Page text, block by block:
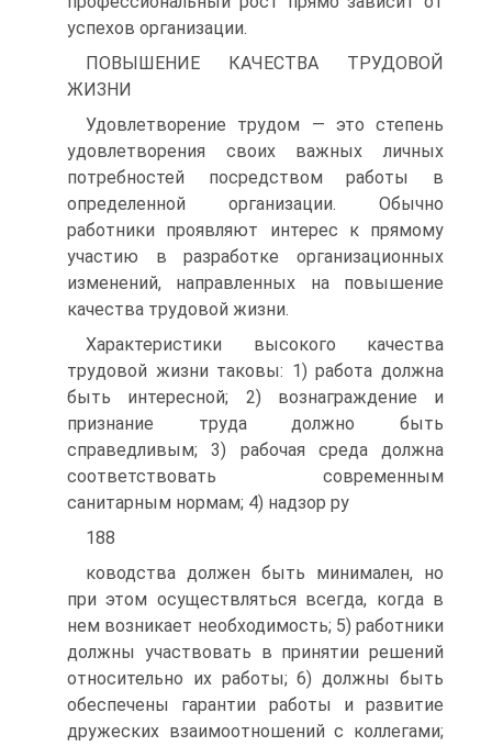
успехов организации.
ПОВЫШЕНИЕ КАЧЕСТВА ТРУДОВОЙ
ЖИЗНИ
Удовлетворение трудом — это степень
удовлетворения своих важных личных
потребностей посредством работы в
определенной организации. Обычно
работники проявляют интерес к прямому
участию в разработке организационных
изменений, направленных на повышение
качества трудовой жизни.
Характеристики высокого качества
трудовой жизни таковы: 1) работа должна
быть интересной; 2) вознаграждение и
признание труда должно быть
справедливым; 3) рабочая среда должна
соответствовать современным
санитарным нормам; 4) надзор ру
188
ководства должен быть минимален, но
при этом осуществляться всегда, когда в
нем возникает необходимость; 5) работники
должны участвовать в принятии решений
относительно их работы; 6) должны быть
обеспечены гарантии работы и развитие
дружеских взаимоотношений с коллегами;